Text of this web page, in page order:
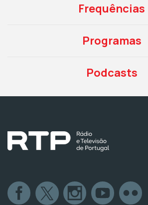
Frequências
Programas
Podcasts